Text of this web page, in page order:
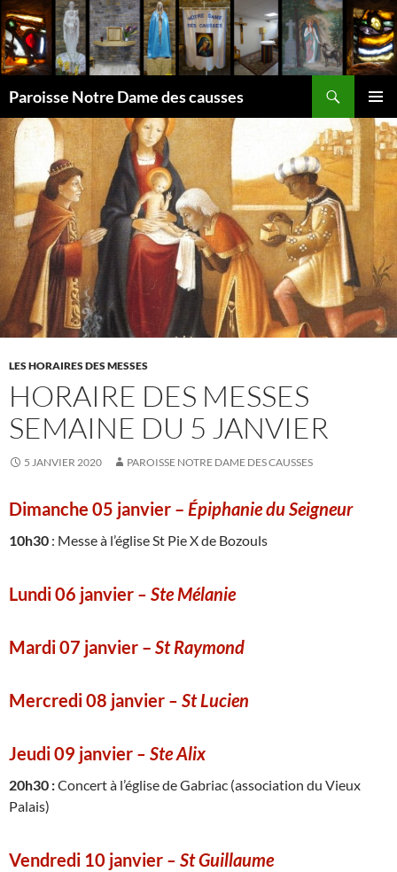
Aller
au
contenu
Paroisse Notre Dame des causses
MENU
LES HORAIRES DES MESSES
HORAIRE DES MESSES
SEMAINE DU 5 JANVIER
5 JANVIER 2020 PAROISSE NOTRE DAME DES CAUSSES
Dimanche 05 janvier – Épiphanie du Seigneur
10h30 : Messe à l’église St Pie X de Bozouls
Lundi 06 janvier – Ste Mélanie
Mardi 07 janvier – St Raymond
Mercredi 08 janvier – St Lucien
Jeudi 09 janvier – Ste Alix
20h30 :Concert à l’église de Gabriac (association du Vieux
Palais)
Vendredi 10 janvier – St Guillaume